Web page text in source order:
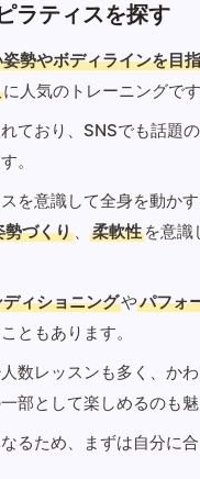
ラティスを探す
勢やボディラインを目
に人気のトレーニングです
ており、SNSでも話題
。
を意識して全身を動かす
勢づくり 、 柔軟性 を意識
ィショニングやパフォ
ともあります。
数レッスンも多く、か
部として楽しめるのも魅
るため、まずは自分に